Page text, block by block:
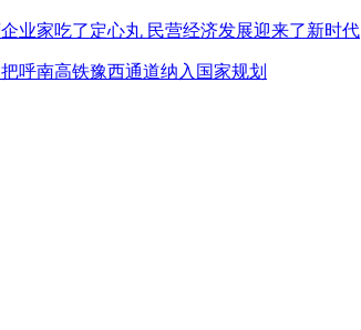
业家吃了定心丸 民营经济发展迎来了新时代
呼南高铁豫西通道纳入国家规划